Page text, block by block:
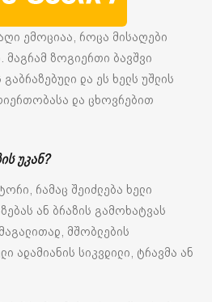
ემოციაა, როცა მისაღები
მაგრამ ზოგიერთი ბავშვი
და ეს ხელს უშლის
და ცხოვრებით
უკან?
რამაც შეიძლება ხელი
ან ბრაზის გამოხატვას
მშობლების
ადამიანის სიკვდილი, ტრავმა ან